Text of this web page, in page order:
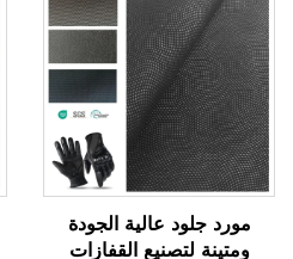
مورد جلود عالية الجودة
ومتينة لتصنيع القفازات